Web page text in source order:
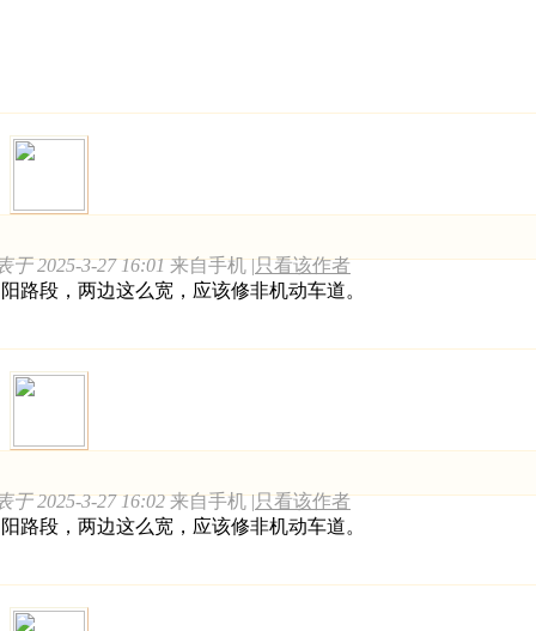
于 2025-3-27 16:01 来自手机 |只看该作者
路段，两边这么宽，应该修非机动车道。
于 2025-3-27 16:02 来自手机 |只看该作者
路段，两边这么宽，应该修非机动车道。